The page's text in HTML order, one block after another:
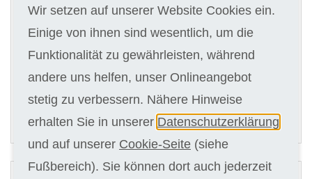
Kursgebühr
15 x 159,00 €
2
Wir setzen auf unserer Website Cookies ein.
Einige von ihnen sind wesentlich, um die
Funktionalität zu gewährleisten, während
andere uns helfen, unser Onlineangebot
stetig zu verbessern. Nähere Hinweise
erhalten Sie in unserer Datenschutzerklärung
und auf unserer Cookie-Seite (siehe
Fußbereich). Sie können dort auch jederzeit